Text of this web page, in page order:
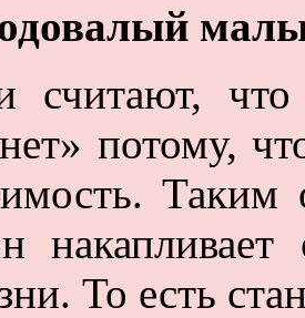
считают,
потому,
То есть